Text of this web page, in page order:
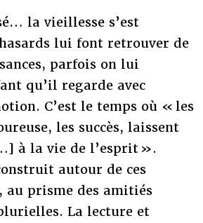
la vieillesse s’est
lui font retrouver de
parfois on lui
qu’il regarde avec
C’est le temps où « les
les succès, laissent
à la vie de l’esprit ».
autour de ces
au prisme des amitiés
La lecture et